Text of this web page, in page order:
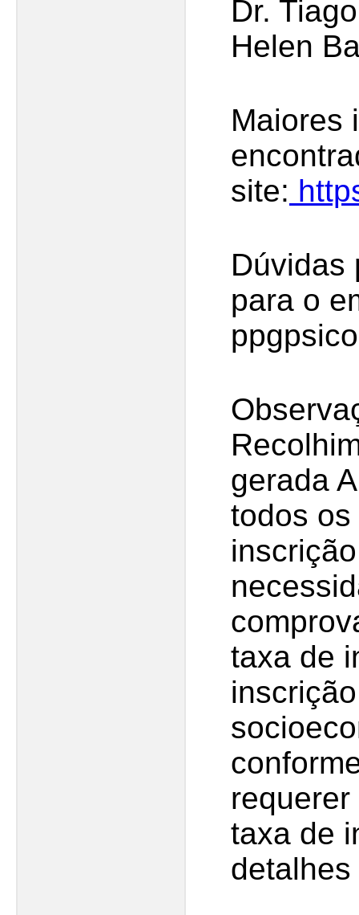
Dr.
Helen
Maiores
site:
Dúvidas
para o
gerada
todos
taxa de
taxa de